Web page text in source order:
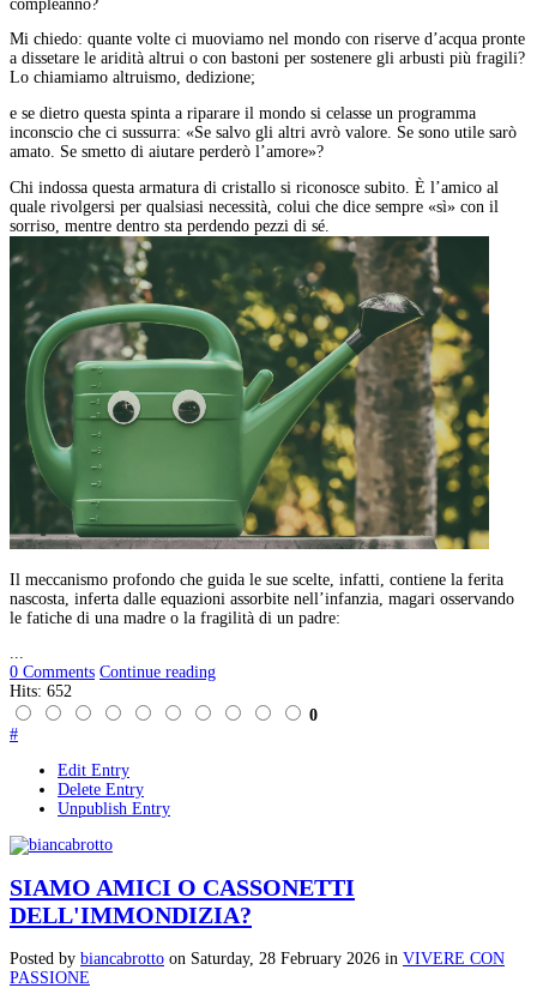
compleanno?
Mi chiedo: quante volte ci muoviamo nel mondo con riserve d’acqua pronte
a dissetare le aridità altrui o con bastoni per sostenere gli arbusti più fragili?
Lo chiamiamo altruismo, dedizione;
e se dietro questa spinta a riparare il mondo si celasse un programma
inconscio che ci sussurra: «Se salvo gli altri avrò valore. Se sono utile sarò
amato. Se smetto di aiutare perderò l’amore»?
Chi indossa questa armatura di cristallo si riconosce subito. È l’amico al
quale rivolgersi per qualsiasi necessità, colui che dice sempre «sì» con il
sorriso, mentre dentro sta perdendo pezzi di sé.
Il meccanismo profondo che guida le sue scelte, infatti, contiene la ferita
nascosta, inferta dalle equazioni assorbite nell’infanzia, magari osservando
le fatiche di una madre o la fragilità di un padre:
...
0 Comments Continue reading
Hits: 652
0
#
Edit Entry
Delete Entry
Unpublish Entry
SIAMO AMICI O CASSONETTI
DELL'IMMONDIZIA?
Posted by biancabrotto on Saturday, 28 February 2026 in VIVERE CON
PASSIONE